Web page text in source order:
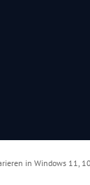
in Windows 11,